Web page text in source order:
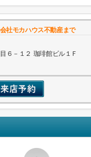
モカハウス不動産まで
６－１２ 珈琲館ビル１Ｆ